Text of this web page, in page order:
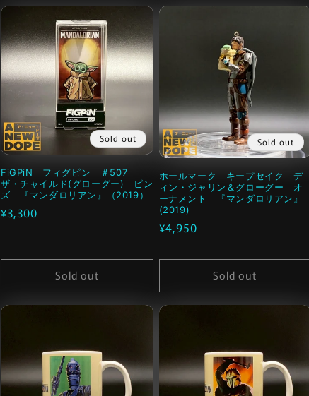
Sold out
FiGPiN フィグピン ＃507
ザ・チャイルド(グローグー) ピン
ズ 『マンダロリアン』（2019）
通
格
¥3,300
Sold out
Sold out
ホールマーク キープセイク デ
ィン・ジャリン＆グローグー オ
ーナメント 『マンダロリアン』
(2019)
通
価
¥4,950
Sold out